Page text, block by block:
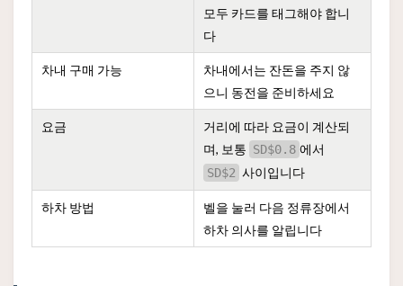
모두 카드를 태그해야 합니
다
차내 구매 가능
차내에서는 잔돈을 주지 않
으니 동전을 준비하세요
요금
거리에 따라 요금이 계산되
며, 보통 SD$0.8 에서
SD$2 사이입니다
하차 방법
벨을 눌러 다음 정류장에서
하차 의사를 알립니다